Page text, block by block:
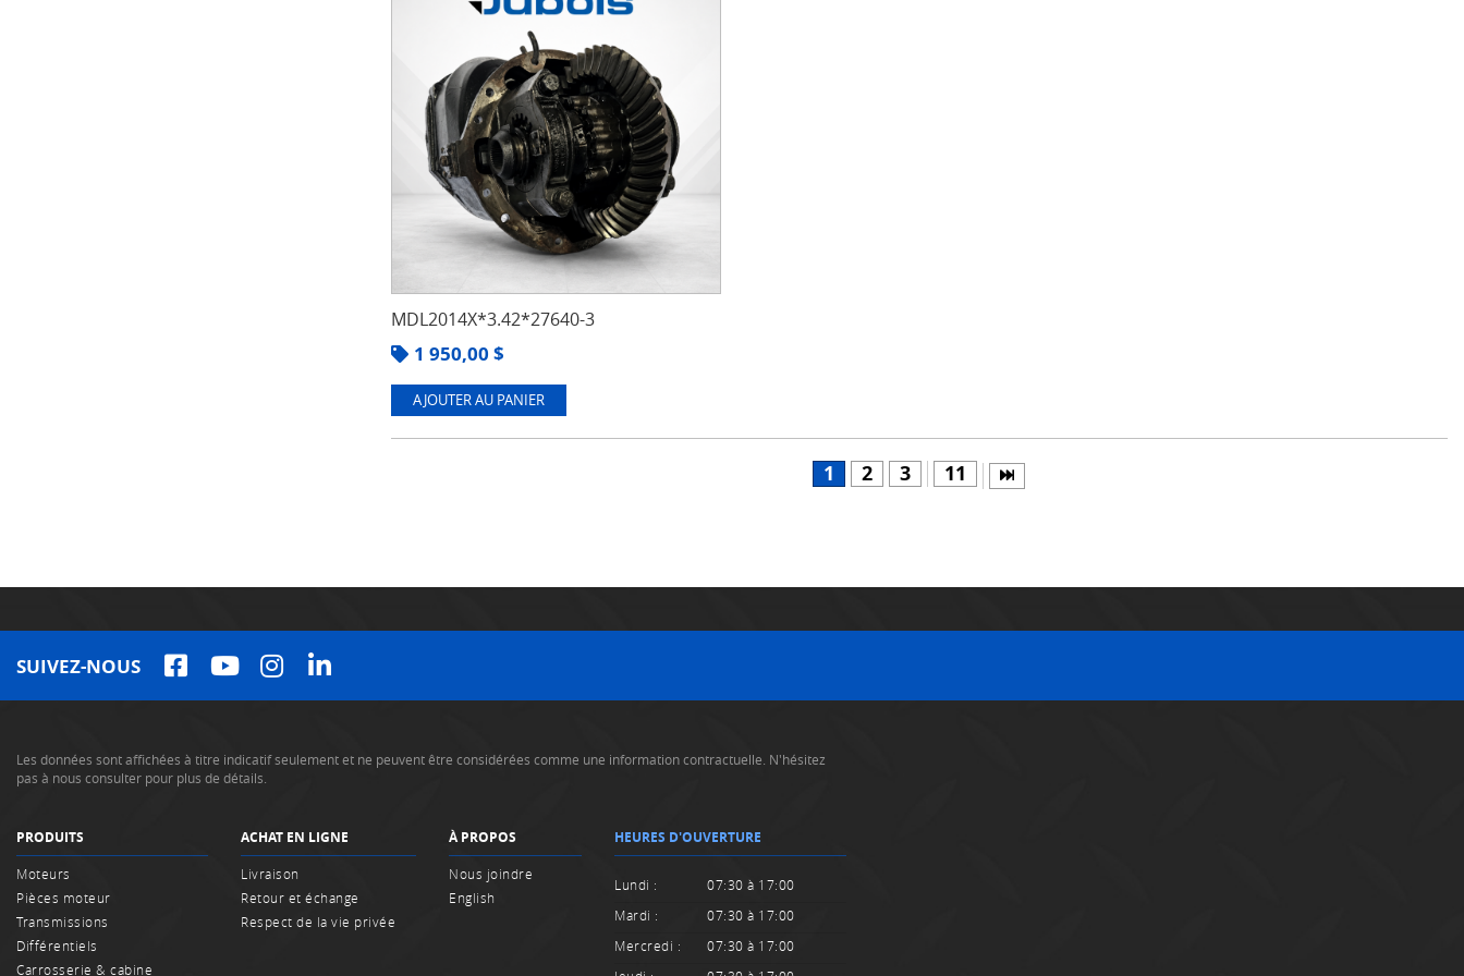
MDL2014X*3.42*27640-3
1 950,00 $
AJOUTER AU PANIER
1 2 3 11
SUIVEZ-NOUS
Les données sont affichées à titre indicatif seulement et ne peuvent être considérées comme une information contractuelle. N'hésitez
pas à nous consulter pour plus de détails.
PRODUITS
Moteurs
Pièces moteur
Transmissions
Différentiels
Carrosserie & cabine
ACHAT EN LIGNE
Livraison
Retour et échange
Respect de la vie privée
À PROPOS
Nous joindre
English
HEURES D'OUVERTURE
Lundi :
07:30 à 17:00
Mardi :
07:30 à 17:00
Mercredi :
07:30 à 17:00